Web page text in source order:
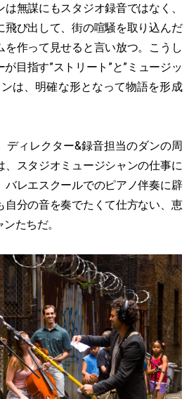
無謀にもスタジオ録音ではなく、
飛び出して、街の喧騒を取り込んだ
を作って見せると言い放つ。こうし
目指す”ストリート”と”ミュージッ
は、明確な形となって物語を形成
ィレクター&録音担当のダンの周
、スタジオミュージシャンの仕事に
バレエスクールでのピアノ伴奏に辟
自分の音を奏でたくて仕方ない、恵
たちだ。